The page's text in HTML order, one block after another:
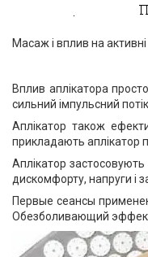
Масаж і вплив на
Вплив аплікатора
сильний імпульсний
Аплікатор також
прикладають аплікатор
Аплікатор застосовують
дискомфорту, напруги і
Первые сеансы
Обезболивающий эффект